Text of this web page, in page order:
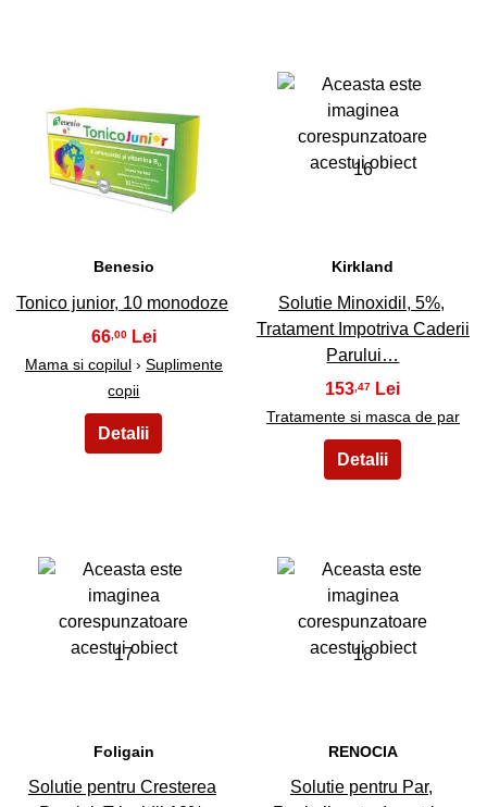
15
Benesio
Tonico junior, 10 monodoze
66,00
Mama si copilul› Suplimente
copii
16
Kirkland
Solutie Minoxidil, 5%,
Tratament Impotriva Caderii
Parului…
153 ,47
Tratamente si masca de par
17
Foligain
Solutie pentru Cresterea
18
RENOCIA
Solutie pentru Par,